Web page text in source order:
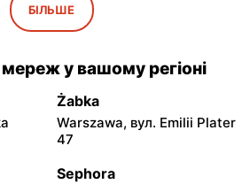
Warszawa, вул.
Grzybowska 5
Żabka
Warszawa, вул. Żurawia 18
Żabka
104
БІЛЬШЕ
у вашому регіоні
Żabka
Warszawa, вул. Emilii Plater
47
Sephora